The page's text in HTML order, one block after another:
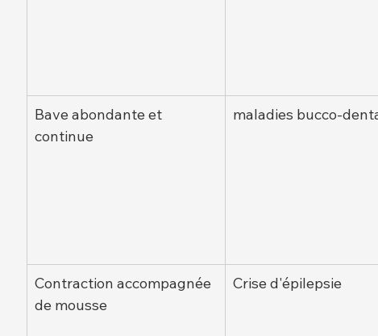
Bave abondante et
continue
maladies bucco-
Contraction accompagnée
de mousse
Crise d'épilepsie